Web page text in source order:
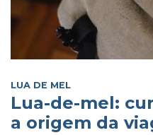
LUA DE MEL
Lua-de-mel:
a origem da